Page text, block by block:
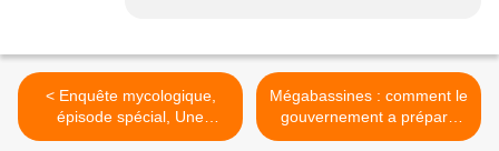
< Enquête mycologique,
épisode spécial, Une
nouvelle espèce qui
Mégabassines : comment le
gouvernement a préparé
l’opinion à un mort >